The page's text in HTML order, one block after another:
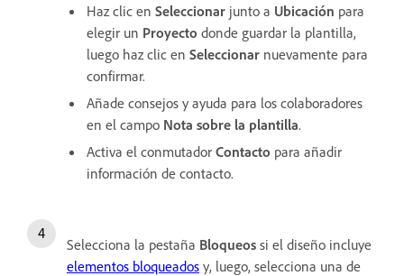
Haz clic en Seleccionar junto a Ubicación para
elegir un Proyecto donde guardar la plantilla,
luego haz clic en Seleccionar nuevamente para
confirmar.
Añade consejos y ayuda para los colaboradores
en el campo Nota sobre la plantilla.
Activa el conmutador Contacto para añadir
información de contacto.
Selecciona la pestaña Bloqueos si el diseño incluye
elementos bloqueados y, luego, selecciona una de